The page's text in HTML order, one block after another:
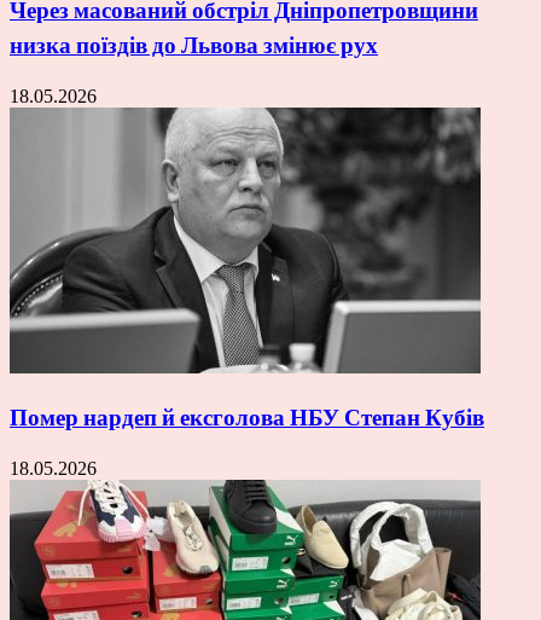
Через масований обстріл Дніпропетровщини
низка поїздів до Львова змінює рух
18.05.2026
Помер нардеп й ексголова НБУ Степан Кубів
18.05.2026